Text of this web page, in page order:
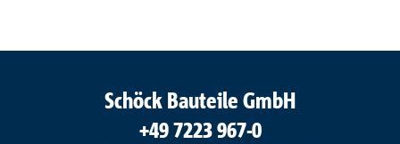
Schöck Bauteile GmbH
+49 7223 967-0